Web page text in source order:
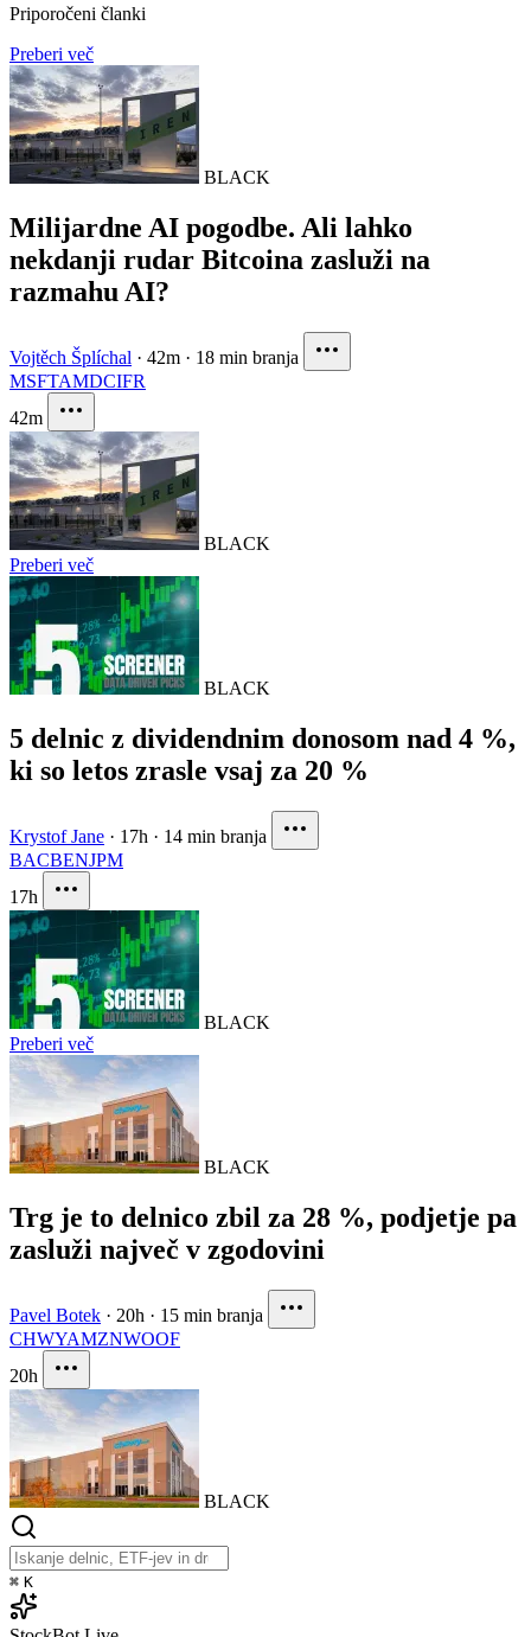
Priporočeni članki
Preberi več
BLACK
Milijardne AI pogodbe. Ali lahko
nekdanji rudar Bitcoina zasluži na
razmahu AI?
Vojtěch Šplíchal · 42m · 18 min branja
MSFTAMDCIFR
42m
BLACK
Preberi več
BLACK
5 delnic z dividendnim donosom nad 4 %,
ki so letos zrasle vsaj za 20 %
Krystof Jane · 17h · 14 min branja
BACBENJPM
17h
BLACK
Preberi več
BLACK
Trg je to delnico zbil za 28 %, podjetje pa
zasluži največ v zgodovini
Pavel Botek · 20h · 15 min branja
CHWYAMZNWOOF
20h
BLACK
⌘ K